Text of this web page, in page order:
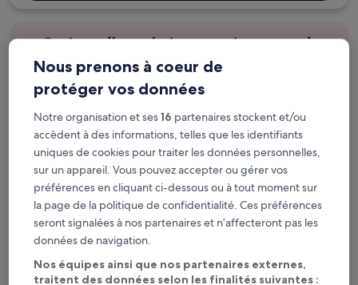
Options d’annulation gratuite en cas de
changement de programme
Gagnez des récompenses pour chaque
nuit séjournée
Économisez plus grâce aux Prix membres
Consultez les prix pour ces dates
Le week-end prochain
14 août - 16 août
Dans deux semaines
21 août - 23 août
Nous prenons à coeur de
protéger vos données
Notre organisation et ses16 partenaires stockent et/ou
accèdent à des informations, telles que les identifiants
uniques de cookies pour traiter les données personnelles,
sur un appareil. Vous pouvez accepter ou gérer vos
préférences en cliquant ci-dessous ou à tout moment sur
la page de la politique de confidentialité. Ces préférences
seront signalées à nos partenaires et n’affecteront pas les
données de navigation.
Nos équipes ainsi que nos partenaires externes,
traitent des données selon les finalités suivantes :